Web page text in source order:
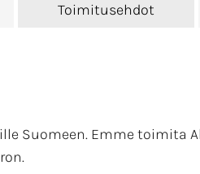
Toimitusehdot
Suomeen. Emme toimita